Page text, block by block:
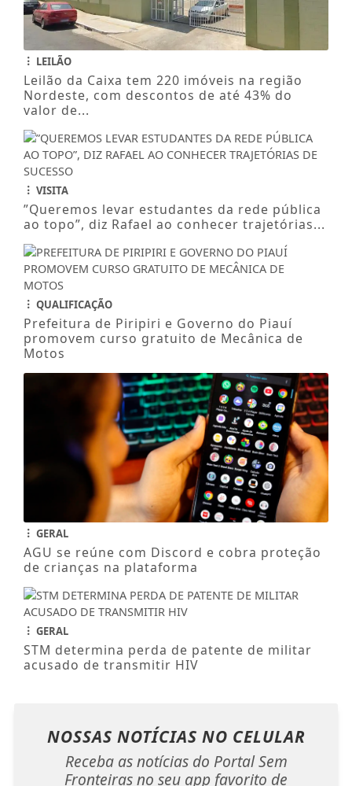
LEILÃO
Leilão da Caixa tem 220 imóveis na região
Nordeste, com descontos de até 43% do
valor de...
VISITA
”Queremos levar estudantes da rede pública
ao topo”, diz Rafael ao conhecer trajetórias...
QUALIFICAÇÃO
Prefeitura de Piripiri e Governo do Piauí
promovem curso gratuito de Mecânica de
Motos
GERAL
AGU se reúne com Discord e cobra proteção
de crianças na plataforma
GERAL
STM determina perda de patente de militar
acusado de transmitir HIV
NOSSAS NOTÍCIAS NO CELULAR
Receba as notícias do Portal Sem
Fronteiras no seu app favorito de